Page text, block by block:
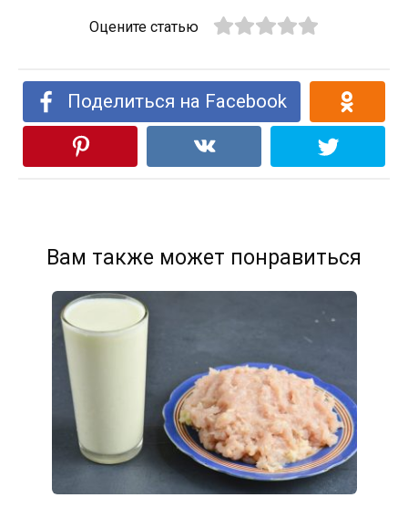
Оцените статью
Поделиться на Facebook
Вам также может понравиться